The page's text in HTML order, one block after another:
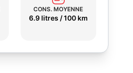
CONS. MOYENNE
6.9 litres / 100 km